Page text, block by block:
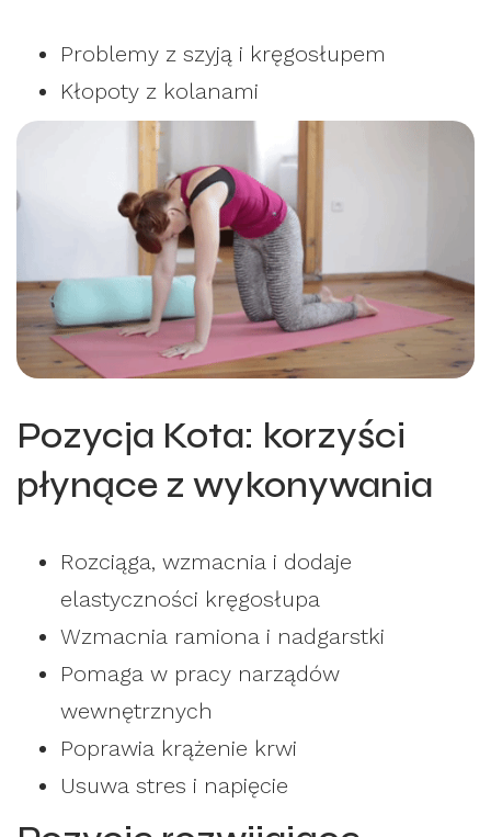
Problemy z szyją i kręgosłupem
Kłopoty z kolanami
Pozycja Kota: korzyści
płynące z wykonywania
Rozciąga, wzmacnia i dodaje
elastyczności kręgosłupa
Wzmacnia ramiona i nadgarstki
Pomaga w pracy narządów
wewnętrznych
Poprawia krążenie krwi
Usuwa stres i napięcie